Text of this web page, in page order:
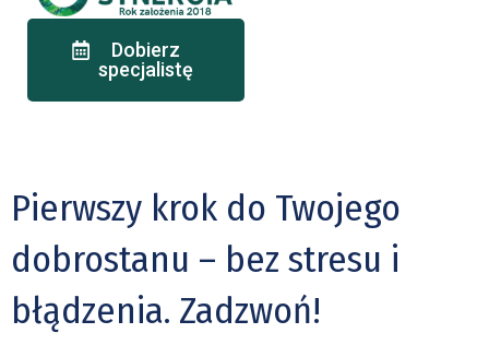
Dobierz
specjalistę
Pierwszy krok do Twojego
dobrostanu – bez stresu i
błądzenia. Zadzwoń!